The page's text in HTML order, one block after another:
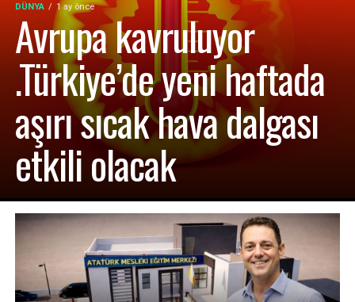
DÜNYA 1 ay önce
Avrupa kavruluyor
.Türkiye’de yeni haftada
aşırı sıcak hava dalgası
etkili olacak